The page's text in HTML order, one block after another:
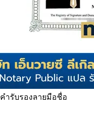
ำรับรองลายมือชื่อ